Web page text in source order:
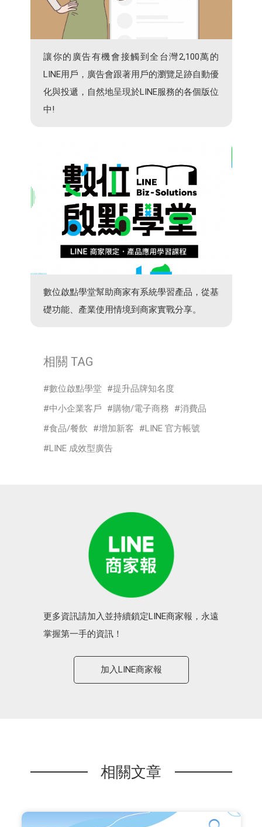
讓你的廣告有機會接觸到全台灣2,100萬的
LINE用戶，廣告會跟著用戶的瀏覽足跡自動優
化與投遞，自然地呈現於LINE服務的各個版位
中!
數位啟點學堂幫助商家有系統學習產品，從基
礎功能、產業使用情境到商家實戰分享。
相關 TAG
數位啟點學堂
提升品牌知名度
中小企業客戶
購物/電子商務
消費品
食品/餐飲
增加新客
LINE 官方帳號
LINE 成效型廣告
更多資訊請加入並持續鎖定LINE商家報，永遠
掌握第一手的資訊！
加入LINE商家報
相關文章